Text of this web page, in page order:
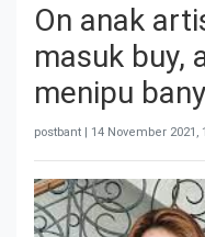
On anak
masuk buy,
menipu
postbant | 14 November 2021,